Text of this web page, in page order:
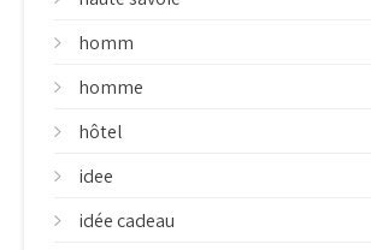
homm
homme
hôtel
idee
idée cadeau